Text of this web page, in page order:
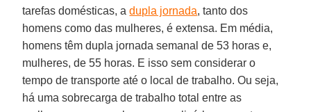
tarefas domésticas, adupla jornada, tanto dos
homens como das mulheres, é extensa. Em média,
homens têm dupla jornada semanal de 53 horas e,
mulheres, de 55 horas. E isso sem considerar o
tempo de transporte até o local de trabalho. Ou seja,
há uma sobrecarga de trabalho total entre as